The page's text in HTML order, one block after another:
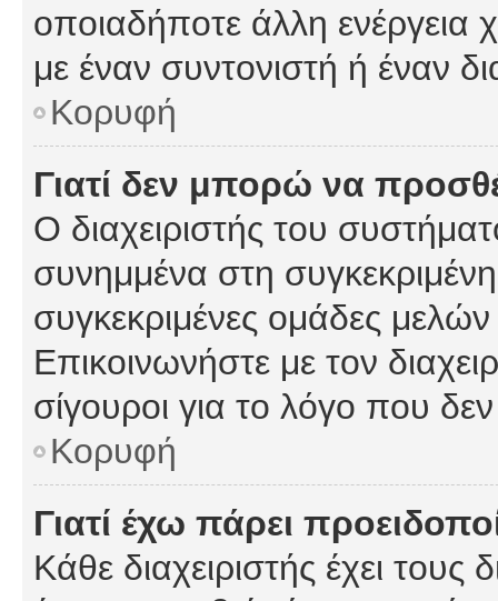
οποιαδήποτε άλλη ενέργεια
με έναν συντονιστή ή έναν
Κορυφή
Γιατί δεν μπορώ να
Ο διαχειριστής του
συνημμένα στη
συγκεκριμένες ομάδες
Επικοινωνήστε με τον
σίγουροι για το λόγο που
Κορυφή
Γιατί έχω πάρει
Κάθε διαχειριστής έχει